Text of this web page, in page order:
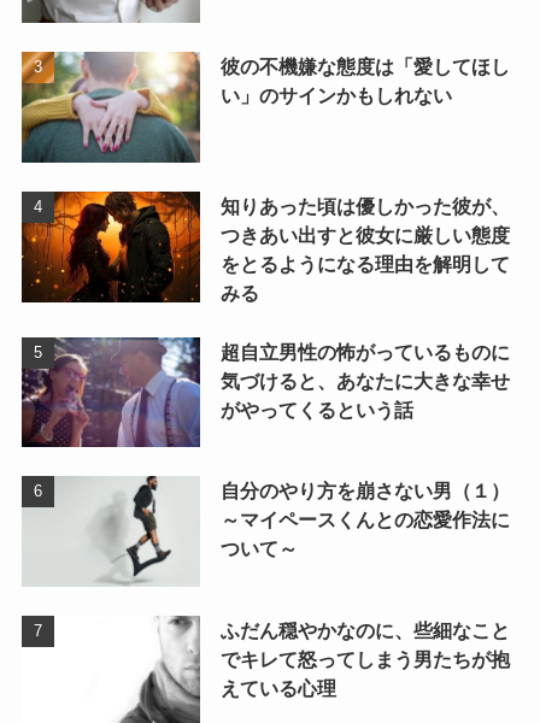
彼の不機嫌な態度は「愛してほし
い」のサインかもしれない
知りあった頃は優しかった彼が、
つきあい出すと彼女に厳しい態度
をとるようになる理由を解明して
みる
超自立男性の怖がっているものに
気づけると、あなたに大きな幸せ
がやってくるという話
自分のやり方を崩さない男（１）
～マイペースくんとの恋愛作法に
ついて～
ふだん穏やかなのに、些細なこと
でキレて怒ってしまう男たちが抱
えている心理